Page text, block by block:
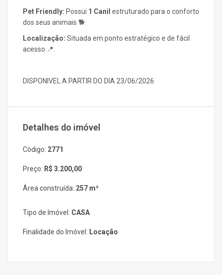
Pet Friendly: Possui 1 Canil estruturado para o conforto
dos seus animais 🐕.
Localização: Situada em ponto estratégico e de fácil
acesso 📍.
DISPONIVEL A PARTIR DO DIA 23/06/2026
Detalhes do imóvel
Código: 2771
Preço: R$ 3.200,00
Área construída: 257 m²
Tipo de Imóvel: CASA
Finalidade do Imóvel: Locação